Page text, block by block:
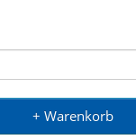
+ Warenkorb